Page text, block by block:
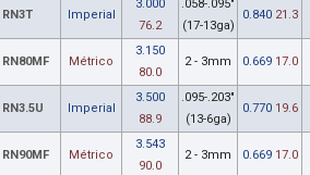
RN3T Imperial
3.000
76.2
.058-.095"
(17-13ga)
0.840 21.3
RN80MF Métrico
3.150
80.0
2 - 3mm 0.669 17.0
RN3.5U Imperial
3.500
88.9
.095-.203"
(13-6ga)
0.770 19.6
RN90MF Métrico
3.543
90.0
2 - 3mm 0.669 17.0